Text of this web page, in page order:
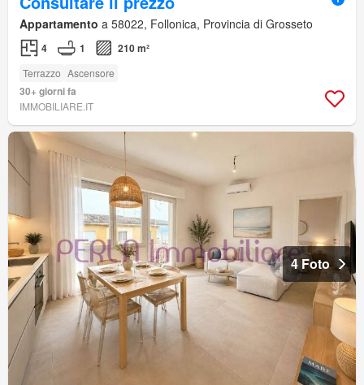
Appartamento a 58022, Follonica, Provincia di Grosseto
4 1 210 m²
Terrazzo Ascensore
30+ giorni fa
IMMOBILIARE.IT
4 Foto